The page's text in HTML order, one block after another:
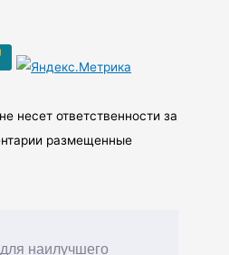
наилучшего
несет ответственности за
размещенные